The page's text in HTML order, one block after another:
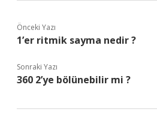
Önceki Yazı
1’er ritmik sayma nedir ?
Sonraki Yazı
360 2’ye bölünebilir mi ?